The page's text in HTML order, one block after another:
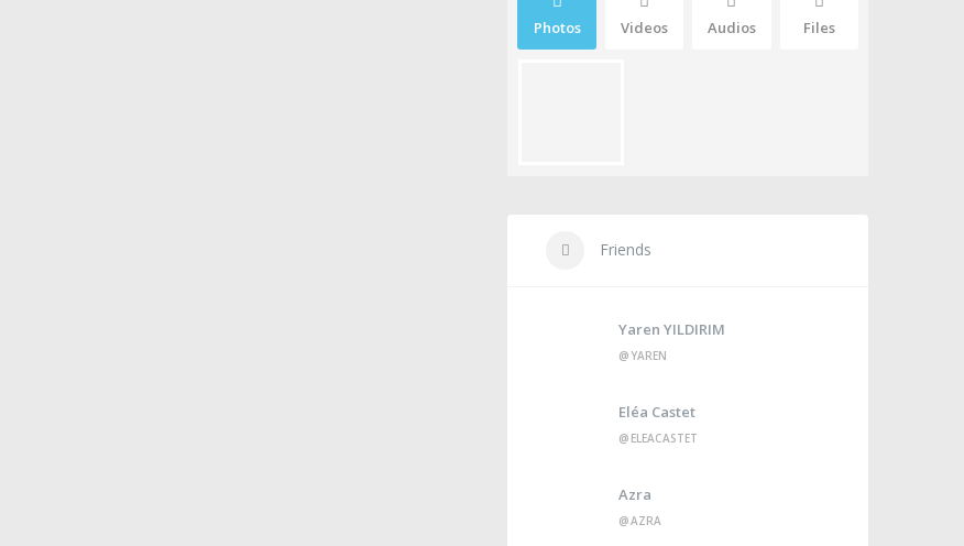
Photos Videos Audios Files
Friends
Yaren YILDIRIM
@YAREN
Eléa Castet
@ELEACASTET
Azra
@AZRA